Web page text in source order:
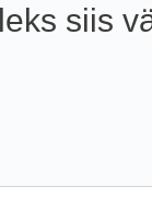
siis